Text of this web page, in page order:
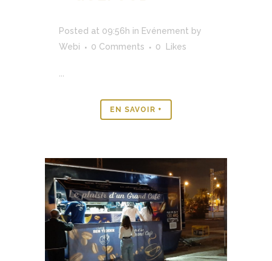
Posted at 09:56h in Evénement by
Webi
0 Comments 0 Likes
EN SAVOIR +